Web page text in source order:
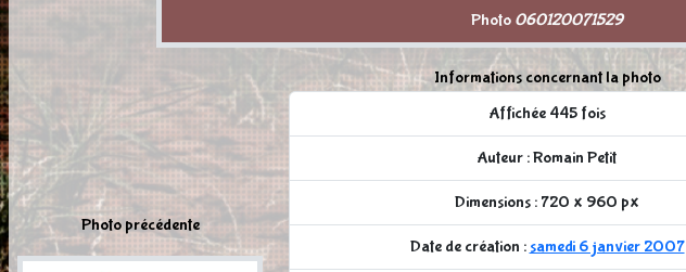
Photo 060120071529
Photo précédente
Informations concernant la photo
Affichée 445 fois
Auteur : Romain Petit
Dimensions : 720 x 960 px
Date de création : samedi 6 janvier 2007